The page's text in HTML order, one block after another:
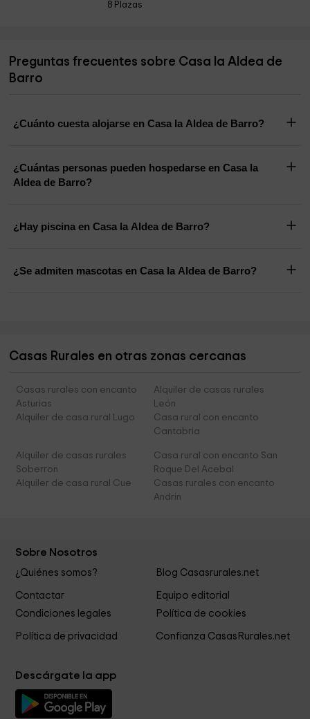
8 Plazas
Preguntas frecuentes sobre Casa la Aldea de
Barro
¿Cuánto cuesta alojarse en Casa la Aldea de Barro?
¿Cuántas personas pueden hospedarse en Casa la
Aldea de Barro?
¿Hay piscina en Casa la Aldea de Barro?
¿Se admiten mascotas en Casa la Aldea de Barro?
Casas Rurales en otras zonas cercanas
Casas rurales con encanto
Asturias
Alquiler de casas rurales
León
Alquiler de casa rural Lugo
Casa rural con encanto
Cantabria
Alquiler de casas rurales
Soberron
Casa rural con encanto San
Roque Del Acebal
Alquiler de casa rural Cue
Casas rurales con encanto
Andrin
Sobre Nosotros
¿Quiénes somos? Blog Casasrurales.net
Contactar
Equipo editorial
Condiciones legales
Política de cookies
Política de privacidad Confianza CasasRurales.net
Descárgate la app